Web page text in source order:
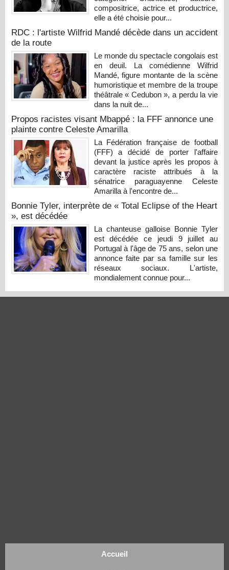
compositrice, actrice et productrice,
elle a été choisie pour...
RDC : l'artiste Wilfrid Mandé décède dans un accident
de la route
Le monde du spectacle congolais est
en deuil. La comédienne Wilfrid
Mandé, figure montante de la scène
humoristique et membre de la troupe
théâtrale « Cedubon », a perdu la vie
dans la nuit de...
Propos racistes visant Mbappé : la FFF annonce une
plainte contre Celeste Amarilla
La Fédération française de football
(FFF) a décidé de porter l'affaire
devant la justice après les propos à
caractère raciste attribués à la
sénatrice paraguayenne Celeste
Amarilla à l'encontre de...
Bonnie Tyler, interprète de « Total Eclipse of the Heart
», est décédée
La chanteuse galloise Bonnie Tyler
est décédée ce jeudi 9 juillet au
Portugal à l'âge de 75 ans, selon une
annonce faite par sa famille sur les
réseaux sociaux. L'artiste,
mondialement connue pour...
Accueil